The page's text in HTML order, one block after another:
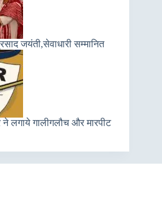
जयंती,सेवाधारी सम्मानित
लगाये गालीगलौच और मारपीट